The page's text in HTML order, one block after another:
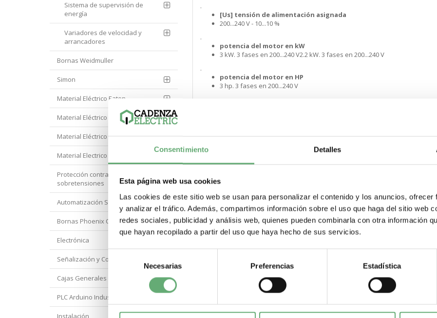
Consentimiento Detalles
Esta página web usa cookies
Las cookies de este sitio web se usan para personalizar el contenido y los anuncios, ofrecer
y analizar el tráfico. Además, compartimos información sobre el uso que haga del sitio web
redes sociales, publicidad y análisis web, quienes pueden combinarla con otra información
que hayan recopilado a partir del uso que haya hecho de sus servicios.
consentimiento
Necesarias Preferencias Estadística
.
[Us] tensión de alimentación asignada
200...240 V - 10...10 %
.
potencia del motor en kW
3 kW. 3 fases en 200...240 V2.2 kW. 3 fases en 200...240 V
.
potencia del motor en HP
3 hp. 3 fases en 200...240 V
Categoría de empleo
AC-53B acorde a EN/IEC 60947-4-2
.
60 A en carga nominal
tipo de arranque
Arranque con rampa de tensión
.
potencia disipada en W
estilo de conjunto
Función disponible
Desviación integrada
Sistema de supervisión de
energía
Variadores de velocidad y
arrancadores
Bornas Weidmuller
Simon
Material Eléctrico Eaton
Material Eléctrico Hager
Material Eléctrico Hyundai
Material Electrico Legrand
Protección contra
sobretensiones
Automatización Siemens
Bornas Phoenix Contact
Electrónica
Señalización y Control Orbis
Cajas Generales Proteccion
PLC Arduino Industrial
Instalación